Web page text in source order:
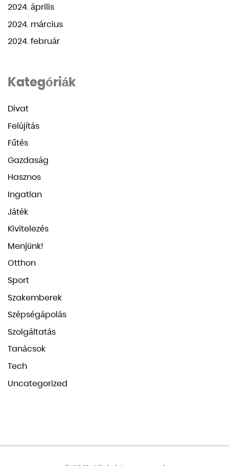
2024. április
2024. március
2024. február
Kategóriák
Divat
Felújítás
Fűtés
Gazdaság
Hasznos
Ingatlan
Játék
Kivitelezés
Menjünk!
Otthon
Sport
Szakemberek
Szépségápolás
Szolgáltatás
Tanácsok
Tech
Uncategorized